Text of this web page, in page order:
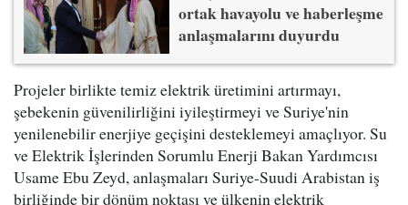
ortak havayolu ve haberleşme
anlaşmalarını duyurdu
Projeler birlikte temiz elektrik üretimini artırmayı,
şebekenin güvenilirliğini iyileştirmeyi ve Suriye'nin
yenilenebilir enerjiye geçişini desteklemeyi amaçlıyor. Su
ve Elektrik İşlerinden Sorumlu Enerji Bakan Yardımcısı
Usame Ebu Zeyd, anlaşmaları Suriye-Suudi Arabistan iş
birliğinde bir dönüm noktası ve ülkenin elektrik